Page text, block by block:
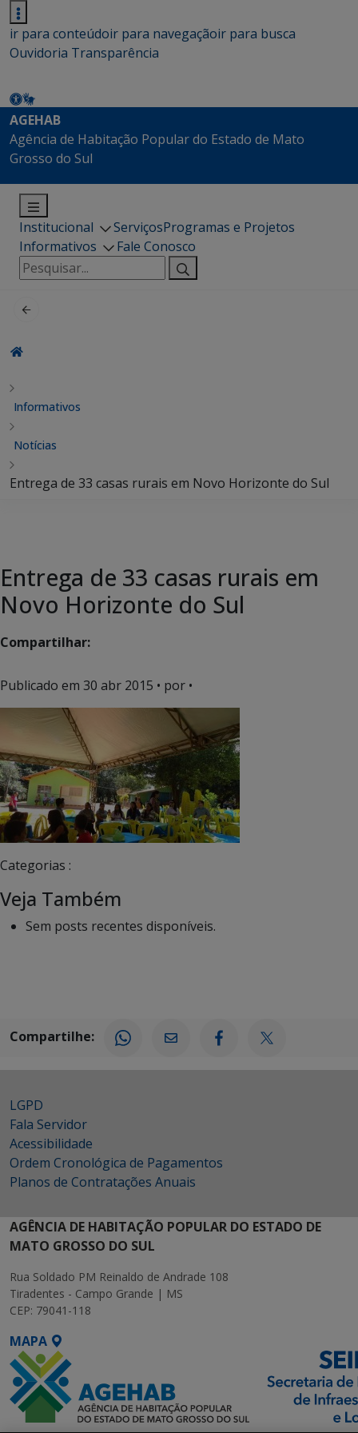
ir para conteúdoir para navegaçãoir para busca
Ouvidoria Transparência
AGEHAB
Agência de Habitação Popular do Estado de Mato
Grosso do Sul
Institucional ServiçosProgramas e Projetos
Informativos
Fale Conosco
Pesquisar
por:
Informativos
Notícias
Entrega de 33 casas rurais em Novo Horizonte do Sul
Entrega de 33 casas rurais em
Novo Horizonte do Sul
Compartilhar:
Publicado em 30 abr 2015 • por •
Categorias :
Veja Também
Sem posts recentes disponíveis.
Compartilhe:
LGPD
Fala Servidor
Acessibilidade
Ordem Cronológica de Pagamentos
Planos de Contratações Anuais
AGÊNCIA DE HABITAÇÃO POPULAR DO ESTADO DE
MATO GROSSO DO SUL
Rua Soldado PM Reinaldo de Andrade 108
Tiradentes - Campo Grande | MS
CEP: 79041-118
MAPA